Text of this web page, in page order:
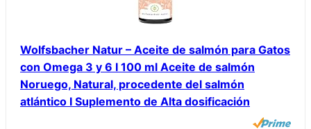
Wolfsbacher Natur – Aceite de salmón para Gatos
con Omega 3 y 6 I 100 ml Aceite de salmón
Noruego, Natural, procedente del salmón
atlántico I Suplemento de Alta dosificación